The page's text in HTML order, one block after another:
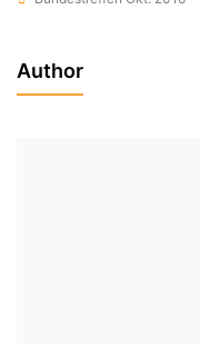
Author